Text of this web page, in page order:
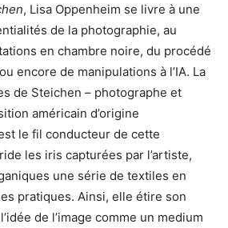
, Lisa Oppenheim se livre à une
de la photographie, au
en chambre noire, du procédé
encore de manipulations à l’IA. La
de Steichen – photographe et
américain d’origine
le fil conducteur de cette
les iris capturées par l’artiste,
une série de textiles en
pratiques. Ainsi, elle étire son
de l’image comme un medium